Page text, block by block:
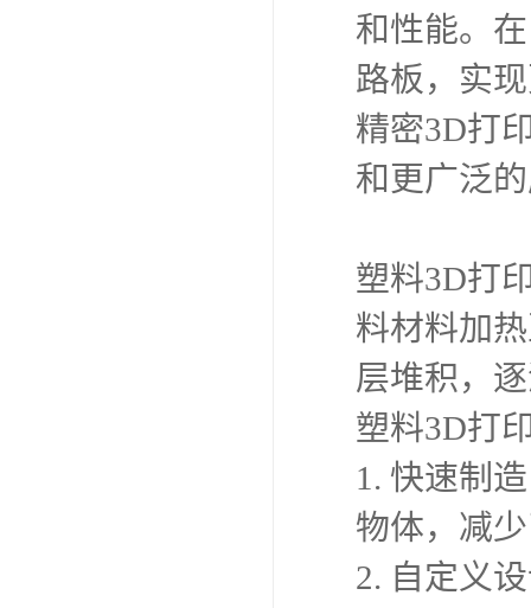
和性能。
路板，实
精密3D打
和更广泛
塑料3D打
料材料加
层堆积，
塑料3D打
1. 快速制
物体，减
2. 自定义